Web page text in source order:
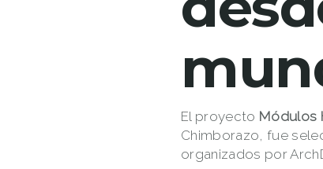
El proyecto Módulos
Chimborazo, fue
organizados por